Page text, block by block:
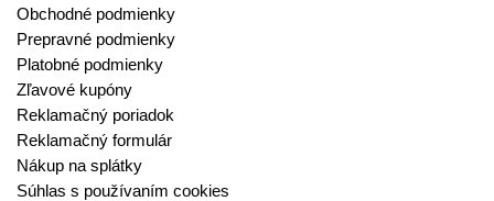
Obchodné podmienky
Prepravné podmienky
Platobné podmienky
Zľavové kupóny
Reklamačný poriadok
Reklamačný formulár
Nákup na splátky
Súhlas s používaním cookies